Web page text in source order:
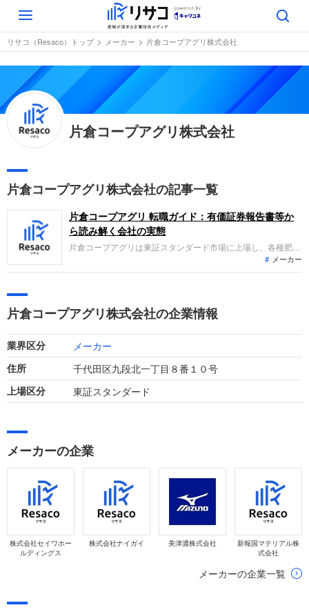
Toggle
navigation
リサコ（Resaco）トップ メーカー 片倉コープアグリ株式会社
片倉コープアグリ株式会社
片倉コープアグリ株式会社の記事一覧
片倉コープアグリ 転職ガイド：有価証券報告書等か
ら読み解く会社の実態
片倉コープアグリは東証スタンダード市場に上場し、各種肥料
や化学品、不動産賃貸などを展開する企業です。直近の業績
は、肥料の販売数量増加などにより増収となったものの、販管
メーカー
片倉コープアグリ株式会社の企業情報
業界区分 メーカー
住所 千代田区九段北一丁目８番１０号
上場区分 東証スタンダード
メーカーの企業
株式会社セイワホー
ルディングス
株式会社ナイガイ 美津濃株式会社
新報国マテリアル株
式会社
メーカーの企業一覧